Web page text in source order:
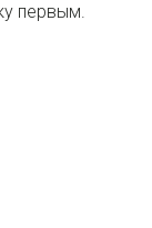
первым.